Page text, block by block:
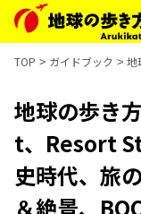
TOP ガイドブック 地
地球の歩き
t、Resort
史時代、旅
＆絶景、